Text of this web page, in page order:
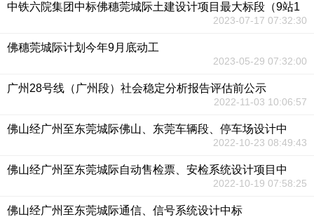
中铁六院集团中标佛穗莞城际土建设计项目最大标段（9站1
2023-07-17 07:32:30
佛穗莞城际计划今年9月底动工
2023-05-29 07:32:00
广州28号线（广州段）社会稳定分析报告评估前公示
2022-11-03 10:06:57
佛山经广州至东莞城际佛山、东莞车辆段、停车场设计中
2022-10-23 08:49:43
佛山经广州至东莞城际自动售检票、安检系统设计项目中
2022-10-19 07:58:25
佛山经广州至东莞城际通信、信号系统设计中标